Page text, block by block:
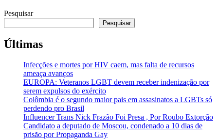
Pesquisar
Pesquisar
Últimas
Infecções e mortes por HIV caem, mas falta de recursos
ameaça avanços
EUROPA: Veteranos LGBT devem receber indenização por
serem expulsos do exército
Colômbia é o segundo maior pais em assasinatos a LGBTs só
perdendo pro Brasil
Influencer Trans Nick Frazão Foi Presa , Por Roubo Extorção
Candidato a deputado de Moscou, condenado a 10 dias de
prisão por Propaganda Gay